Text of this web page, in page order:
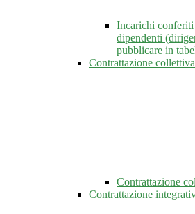
Incarichi conferiti
dipendenti
pubblicare in
Contrattazione collettiva
Contrattazione
Contrattazione